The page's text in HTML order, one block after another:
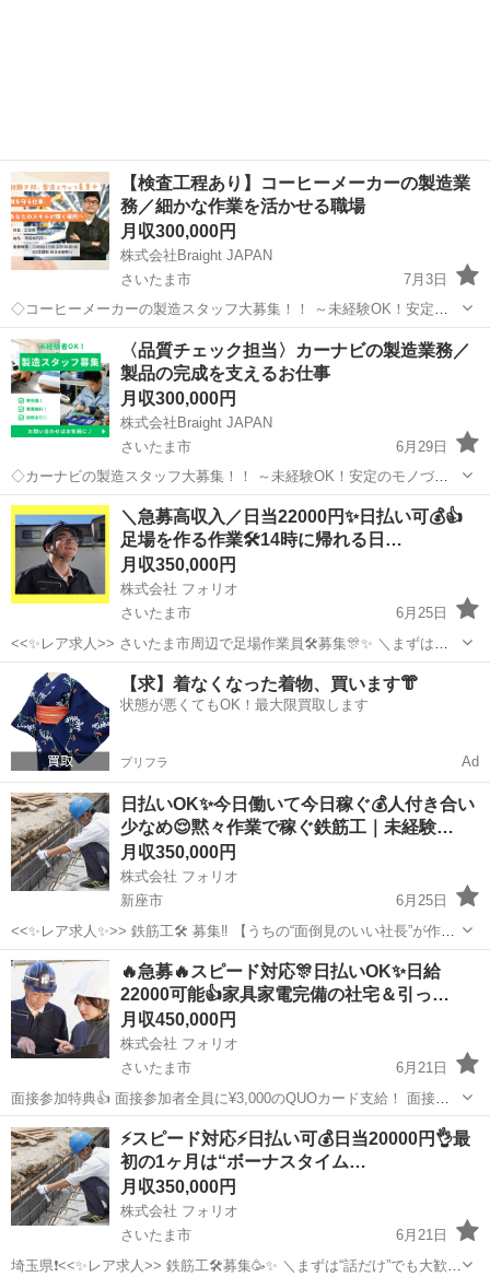
【検査工程あり】コーヒーメーカーの製造業
務／細かな作業を活かせる職場
月収300,000円
株式会社Braight JAPAN
さいたま市
7月3日
◇コーヒーメーカーの製造スタッフ大募集！！ ～未経験OK！安定の
モノづくりワーク～ 📌 たった10秒でわかる！このお仕事のポイント☝
✅ 未経験から“手に職”がつけられる！ ✅ コツコツ・モクモク作業が好
きな方に...
埼玉 さいたま市 未経験
〈品質チェック担当〉カーナビの製造業務／
製品の完成を支えるお仕事
月収300,000円
株式会社Braight JAPAN
さいたま市
6月29日
◇カーナビの製造スタッフ大募集！！ ～未経験OK！安定のモノづく
りワーク～ 📌 たった10秒でわかる！このお仕事のポイント☝ ✅ 未経
験から“手に職”がつけられる！ ✅ コツコツ・モクモク作業が好きな方
にぴったり...
埼玉 さいたま市 その他 未経験
＼急募高収入／日当22000円✨日払い可💰👍
足場を作る作業🛠️14時に帰れる日…
月収350,000円
株式会社 フォリオ
さいたま市
6月25日
<<✨レア求人>> さいたま市周辺で足場作業員🛠️募集🎊✨ ＼まずは話
を聞きに来てください！／ 「どんな職場なのか不安…続けられるか
な？」 そんな心配を感じている方も多いはず。 まずは実際に話を聞い
て見て感...
埼玉 さいたま市 その他 未経験
【求】着なくなった着物、買います👘
状態が悪くてもOK！最大限買取します
プリフラ Ad
日払いOK✨今日働いて今日稼ぐ💰人付き合い
少なめ😌黙々作業で稼ぐ鉄筋工｜未経験…
月収350,000円
株式会社 フォリオ
新座市
6月25日
<<✨レア求人✨>> 鉄筋工🛠️ 募集‼️ 【うちの“面倒見のいい社長”が作り
ました😊】 「最初は何かと大変だろ？」 その一言から始まった制度で
す。 🎁〈ちょっと嬉しい皆勤賞ボーナス〉 ✨ 入社1週間目 ...
埼玉 新座市 その他 未経験
🔥急募🔥スピード対応🎊日払いOK✨日給
22000可能👍家具家電完備の社宅＆引っ…
月収450,000円
株式会社 フォリオ
さいたま市
6月21日
面接参加特典👍 面接参加者全員に¥3,000のQUOカード支給！ 面接に
参加するだけで特典ゲット！ ※面接を受けた全員にプレゼント✨ 【皆
勤賞制度】 ✨ 入社1週間目 → 2,000円 ✨ 入社2週間目 → ...
埼玉 さいたま市 その他 未経験
⚡️スピード対応⚡️日払い可💰日当20000円👌最
初の1ヶ月は“ボーナスタイム…
月収350,000円
株式会社 フォリオ
さいたま市
6月21日
埼玉県❗️<<✨レア求人>> 鉄筋工🛠️募集🥳✨ ＼まずは“話だけ”でも大歓